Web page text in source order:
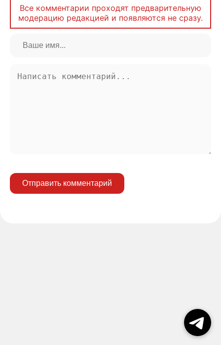
Все комментарии проходят предварительную
модерацию редакцией и появляются не сразу.
Отправить комментарий